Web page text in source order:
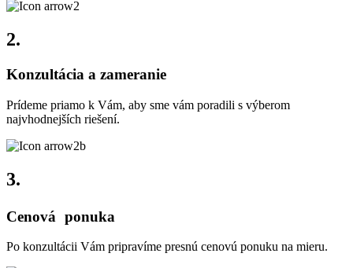
2.
Konzultácia a zameranie
Prídeme priamo k Vám, aby sme vám poradili s výberom
najvhodnejších riešení.
3.
Cenová ponuka
Po konzultácii Vám pripravíme presnú cenovú ponuku na mieru.